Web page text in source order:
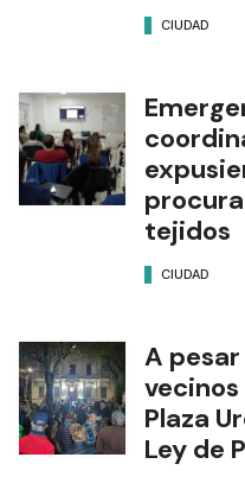
CIUDAD
tejidos
CIUDAD
A
Plaza
Ley de